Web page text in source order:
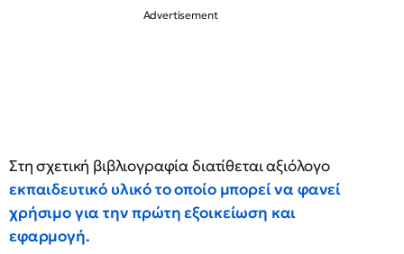
Στη σχετική βιβλιογραφία διατίθεται αξιόλογο
εκπαιδευτικό υλικό το οποίο μπορεί να φανεί
χρήσιμο για την πρώτη εξοικείωση και
εφαρμογή.